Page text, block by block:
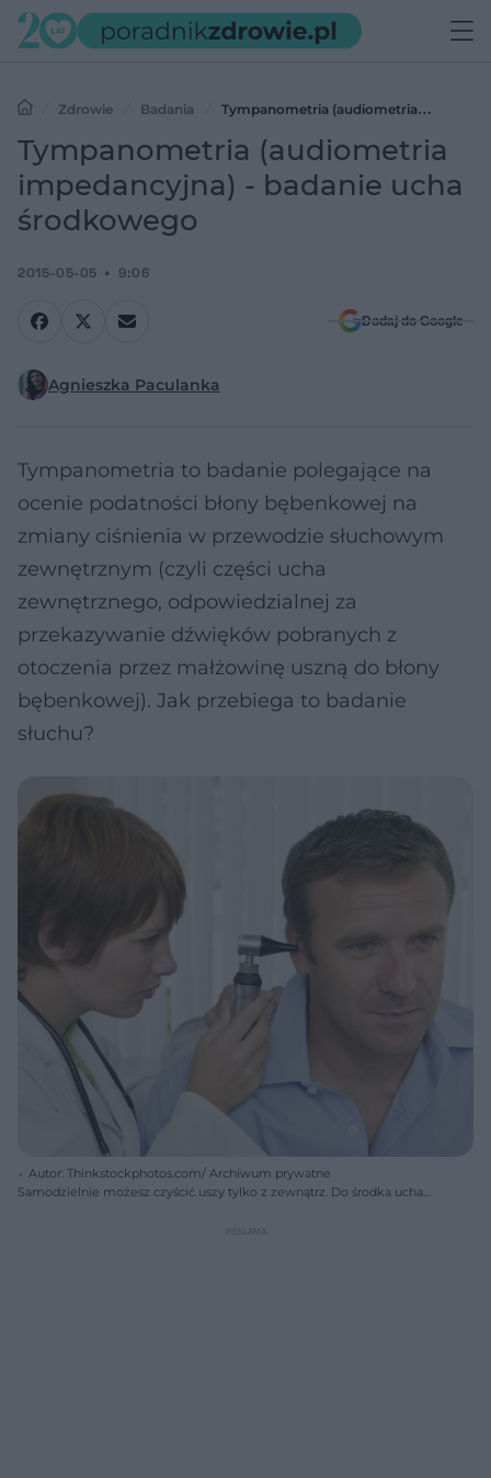
Zdrowie Badania
Tympanometria (audiometria
impedancyjna) - badanie ucha środkowego
Tympanometria (audiometria
impedancyjna) - badanie ucha
środkowego
2015-05-05 9:06
Dodaj do Google
Agnieszka Paculanka
Tympanometria to badanie polegające na
ocenie podatności błony bębenkowej na
zmiany ciśnienia w przewodzie słuchowym
zewnętrznym (czyli części ucha
zewnętrznego, odpowiedzialnej za
przekazywanie dźwięków pobranych z
otoczenia przez małżowinę uszną do błony
bębenkowej). Jak przebiega to badanie
słuchu?
Autor: Thinkstockphotos.com/ Archiwum prywatne
Samodzielnie możesz czyścić uszy tylko z zewnątrz. Do środka ucha